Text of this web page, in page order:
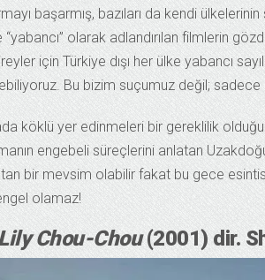
başarmış, bazıları da kendi ülkelerinin
olarak adlandırılan filmlerin
için Türkiye dışı her ülke yabancı
Bu bizim suçumuz değil; sadece
köklü yer edinmeleri bir gereklilik
engebeli süreçlerini anlatan
bir mevsim olabilir fakat bu gece
olamaz!
Chou-Chou(2001) dir.